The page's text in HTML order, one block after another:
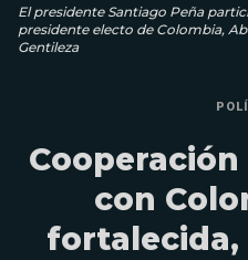
El presidente Santiago Peña
presidente electo de Colombia,
Gentileza
con
fortalecida,